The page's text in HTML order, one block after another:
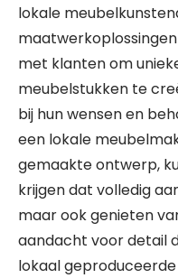
lokale
met klanten om
meubelstukken te
bij hun wensen en
een lokale
gemaakte ontwerp,
krijgen dat volledig
maar ook genieten
aandacht voor detail
lokaal